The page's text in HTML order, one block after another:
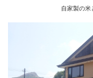
自家製の米